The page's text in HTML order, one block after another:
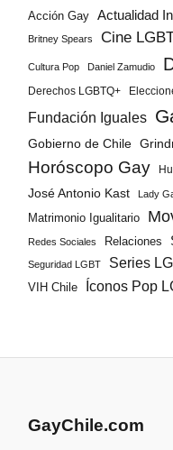
Acción Gay Actualidad
Britney Spears Cine
Cultura Pop Daniel Zamudio
Derechos LGBTQ+
Fundación Iguales
Gobierno de Chile
Horóscopo Gay
José Antonio Kast Lady
Matrimonio Igualitario
Redes Sociales Relaciones
Seguridad LGBT Series
VIH Chile
Íconos Pop
GayChile.com